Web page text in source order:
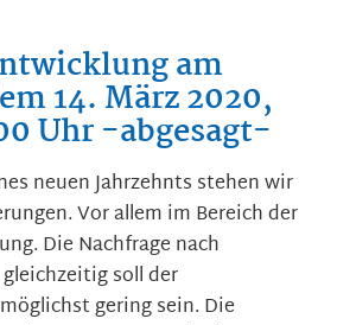
am
14. März 2020,
Uhr -abgesagt-
neuen Jahrzehnts stehen wir
Vor allem im Bereich der
Die Nachfrage nach
soll der
gering sein. Die